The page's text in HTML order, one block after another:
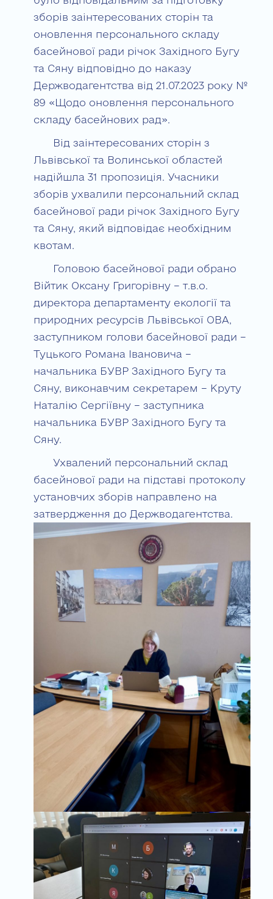
зборів заінтересованих сторін та
оновлення персонального складу
басейнової ради річок Західного Бугу
та Сяну відповідно до наказу
Держводагентства від 21.07.2023 року №
89 «Щодо оновлення персонального
складу басейнових рад».
Від заінтересованих сторін з
Львівської та Волинської областей
надійшла 31 пропозиція. Учасники
зборів ухвалили персональний склад
басейнової ради річок Західного Бугу
та Сяну, який відповідає необхідним
квотам.
Головою басейнової ради обрано
Війтик Оксану Григорівну – т.в.о.
директора департаменту екології та
природних ресурсів Львівської ОВА,
заступником голови басейнової ради –
Туцького Романа Івановича –
начальника БУВР Західного Бугу та
Сяну, виконавчим секретарем – Круту
Наталію Сергіївну – заступника
начальника БУВР Західного Бугу та
Сяну.
Ухвалений персональний склад
басейнової ради на підставі протоколу
установчих зборів направлено на
затвердження до Держводагентства.